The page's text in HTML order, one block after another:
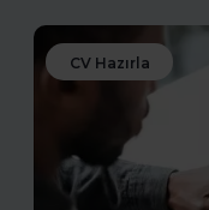
CV Hazırla